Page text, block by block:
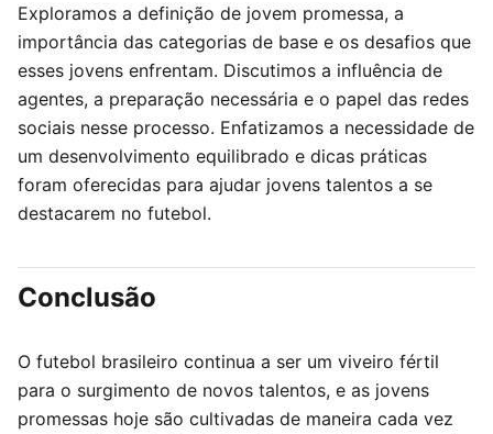
Exploramos a definição de jovem promessa, a
importância das categorias de base e os desafios que
esses jovens enfrentam. Discutimos a influência de
agentes, a preparação necessária e o papel das redes
sociais nesse processo. Enfatizamos a necessidade de
um desenvolvimento equilibrado e dicas práticas
foram oferecidas para ajudar jovens talentos a se
destacarem no futebol.
Conclusão
O futebol brasileiro continua a ser um viveiro fértil
para o surgimento de novos talentos, e as jovens
promessas hoje são cultivadas de maneira cada vez